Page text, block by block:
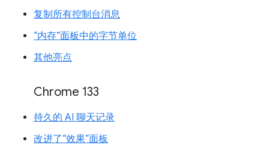
复制所有控制台消息
“内存”面板中的字节单位
其他亮点
Chrome 133
持久的 AI 聊天记录
改进了“效果”面板